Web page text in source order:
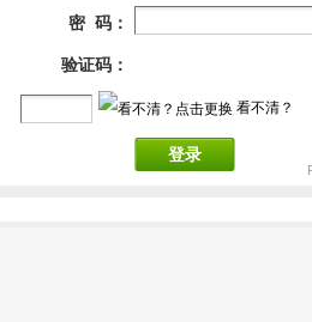
密 码：
验证码：
看不清？
登录